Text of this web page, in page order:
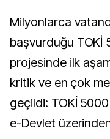
Milyonlarca vatandaşın ev sahibi olma hayaliyle
başvurduğu TOKİ
projesinde ilk
kritik ve en çok
geçildi: TOKİ
e-Devlet